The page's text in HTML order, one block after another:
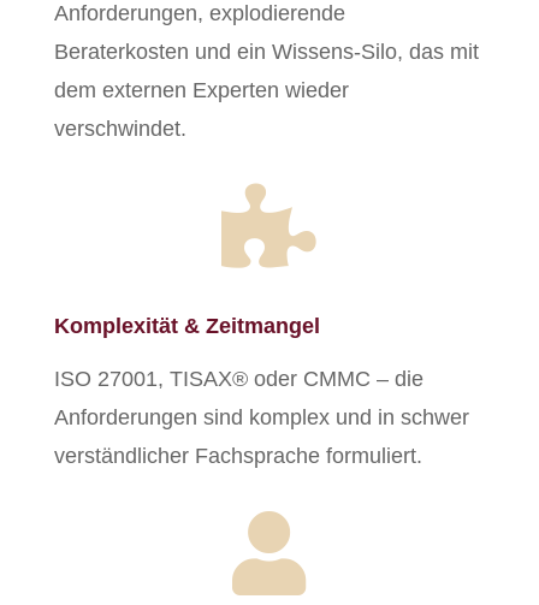
Anforderungen, explodierende
Beraterkosten und ein Wissens-Silo, das mit
dem externen Experten wieder
verschwindet.

Komplexität & Zeitmangel
ISO 27001, TISAX® oder CMMC – die
Anforderungen sind komplex und in schwer
verständlicher Fachsprache formuliert.
